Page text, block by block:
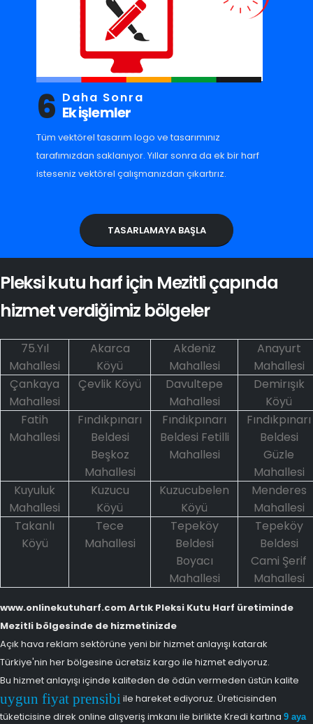
6 Daha Sonra
Ek işlemler
Tüm vektörel tasarım logo ve tasarımınız
tarafımızdan saklanıyor. Yıllar sonra da ek bir harf
isteseniz vektörel çalışmanızdan çıkartırız.
TASARLAMAYA BAŞLA
Pleksi kutu harf için Mezitli çapında
hizmet verdiğimiz bölgeler
75.Yıl
Mahallesi
Akarca
Köyü
Akdeniz
Mahallesi
Anayurt
Mahallesi
Çankaya
Mahallesi
Çevlik Köyü
Davultepe
Mahallesi
Demirışık
Köyü
Fatih
Mahallesi
Fındıkpınarı
Beldesi
Beşkoz
Mahallesi
Fındıkpınarı
Beldesi Fetilli
Mahallesi
Fındıkpınarı
Beldesi
Güzle
Mahallesi
Kuyuluk
Mahallesi
Kuzucu
Köyü
Kuzucubelen
Köyü
Menderes
Mahallesi
Takanlı
Köyü
Tece
Mahallesi
Tepeköy
Beldesi
Boyacı
Mahallesi
Tepeköy
Beldesi
Cami Şerif
Mahallesi
www.onlinekutuharf.com Artık Pleksi Kutu Harf üretiminde
Mezitli bölgesinde de hizmetinizde
Açık hava reklam sektörüne yeni bir hizmet anlayışı katarak
Türkiye'nin her bölgesine ücretsiz kargo ile hizmet ediyoruz.
Bu hizmet anlayışı içinde kaliteden de ödün vermeden üstün kalite
uygun fiyat prensibi ile hareket ediyoruz. Üreticisinden
tüketicisine direk online alışveriş imkanı ile birlikte Kredi kartına 9 aya